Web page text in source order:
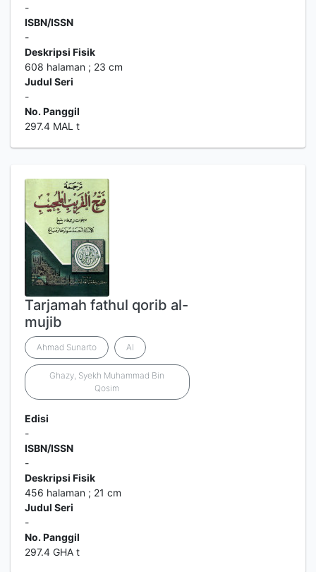
-
ISBN/ISSN
-
Deskripsi Fisik
608 halaman ; 23 cm
Judul Seri
-
No. Panggil
297.4 MAL t
Tarjamah fathul qorib al-
mujib
Ahmad Sunarto Al
Ghazy, Syekh Muhammad Bin
Qosim
Edisi
-
ISBN/ISSN
-
Deskripsi Fisik
456 halaman ; 21 cm
Judul Seri
-
No. Panggil
297.4 GHA t